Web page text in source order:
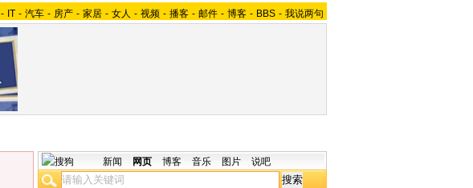
- IT - 汽车 - 房产 - 家居 - 女人 - 视频 - 播客 - 邮件 - 博客 - BBS - 我说两句
新闻 网页 博客 音乐 图片 说吧